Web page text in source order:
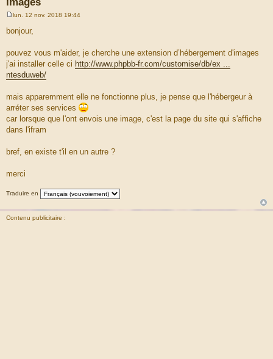
s
g
e
lun. 12 nov. 2018 19:44
bonjour,
pouvez vous m'aider, je cherche une extension d’hébergement d'images
j'ai installer celle ci http://www.phpbb-fr.com/customise/db/ex ...
ntesduweb/
mais apparemment elle ne fonctionne plus, je pense que l'hébergeur à
arréter ses services
car lorsque que l'ont envois une image, c'est la page du site qui s'affiche
dans l'ifram
bref, en existe t'il en un autre ?
merci
Traduire en
Contenu publicitaire :